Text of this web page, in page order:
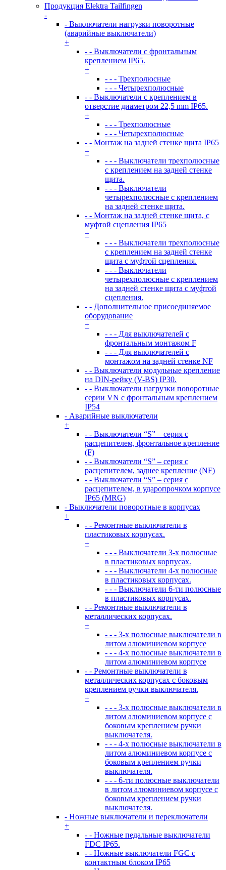
Продукция Elektra Tailfingen
-
- Выключатели нагрузки поворотные
(аварийные выключатели)
+
- - Выключатели с фронтальным
креплением IP65.
+
- - - Трехполюсные
- - - Четырехполюсные
- - Выключатели с креплением в
отверстие диаметром 22,5 mm IP65.
+
- - - Трехполюсные
- - - Четырехполюсные
- - Монтаж на задней стенке щита IP65
+
- - - Выключатели трехполюсные
с креплением на задней стенке
щита.
- - - Выключатели
четырехполюсные с креплением
на задней стенке щита.
- - Монтаж на задней стенке щита, с
муфтой сцепления IP65
+
- - - Выключатели трехполюсные
с креплением на задней стенке
щита с муфтой сцепления.
- - - Выключатели
четырехполюсные с креплением
на задней стенке щита с муфтой
сцепления.
- - Дополнительное присоединяемое
оборудование
+
- - - Для выключателей с
фронтальным монтажом F
- - - Для выключателей с
монтажом на задней стенке NF
- - Выключатели модульные крепление
на DIN-рейку (V-BS) IP30.
- - Выключатели нагрузки поворотные
серии VN c фронтальным креплением
IP54
- Аварийные выключатели
+
- - Выключатели “S” – серия с
расцепителем, фронтальное крепление
(F)
- - Выключатели “S” – серия с
расцепителем, заднее крепление (NF)
- - Выключатели “S” – серия с
расцепителем, в ударопрочком корпусе
IP65 (MRG)
- Выключатели поворотные в корпусах
+
- - Ремонтные выключатели в
пластиковых корпусах.
+
- - - Выключатели 3-х полюсные
в пластиковых корпусах.
- - - Выключатели 4-х полюсные
в пластиковых корпусах.
- - - Выключатели 6-ти полюсные
в пластиковых корпусах.
- - Ремонтные выключатели в
металлических корпусах.
+
- - - 3-х полюсные выключатели в
литом алюминиевом корпусе
- - - 4-х полюсные выключатели в
литом алюминиевом корпусе
- - Ремонтные выключатели в
металлических корпусах с боковым
креплением ручки выключателя.
+
- - - 3-х полюсные выключатели в
литом алюминиевом корпусе с
боковым креплением ручки
выключателя.
- - - 4-х полюсные выключатели в
литом алюминиевом корпусе с
боковым креплением ручки
выключателя.
- - - 6-ти полюсные выключатели
в литом алюминиевом корпусе с
боковым креплением ручки
выключателя.
- Ножные выключатели и переключатели
+
- - Ножные педальные выключатели
FDC IP65.
- - Ножные выключатели FGC с
контактным блоком IP65